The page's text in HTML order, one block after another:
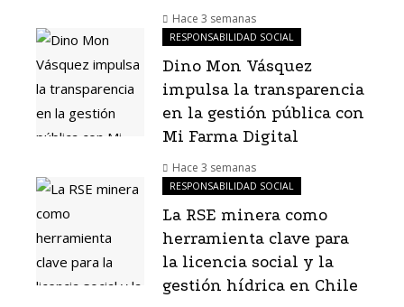
Hace 3 semanas
RESPONSABILIDAD SOCIAL
Dino Mon Vásquez
impulsa la transparencia
en la gestión pública con
Mi Farma Digital
Hace 3 semanas
RESPONSABILIDAD SOCIAL
La RSE minera como
herramienta clave para
la licencia social y la
gestión hídrica en Chile